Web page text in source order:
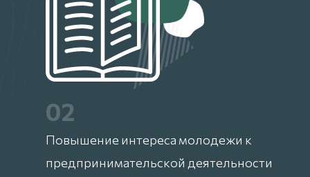
02
Повышение интереса молодежи к
предпринимательской деятельности